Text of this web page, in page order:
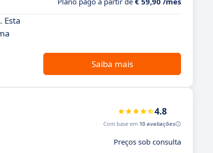
Esta
Saiba mais
4.8
Com base em 10 avaliações
Preços sob consulta